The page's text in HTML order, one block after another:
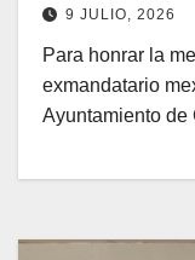
9 JULIO, 2026
Para honrar la
exmandatario
Ayuntamiento